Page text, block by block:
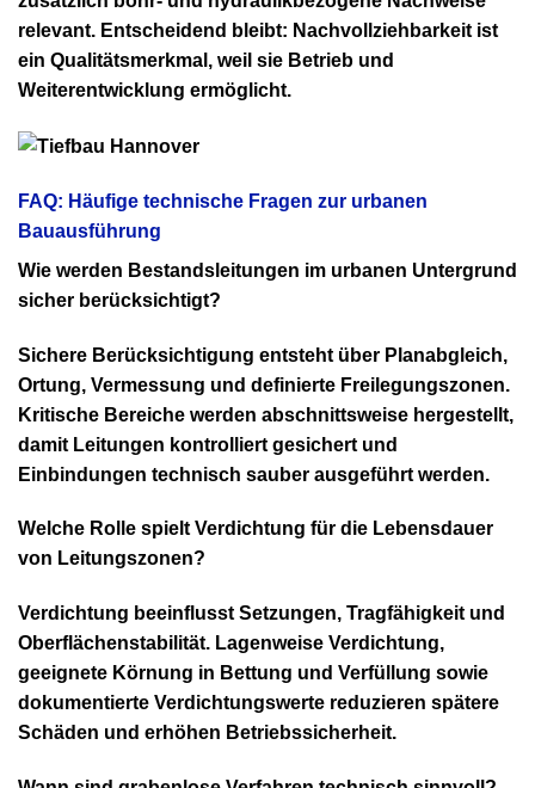
relevant. Entscheidend bleibt: Nachvollziehbarkeit ist
ein Qualitätsmerkmal, weil sie Betrieb und
Weiterentwicklung ermöglicht.
FAQ: Häufige technische Fragen zur urbanen
Bauausführung
Wie werden Bestandsleitungen im urbanen Untergrund
sicher berücksichtigt?
Sichere Berücksichtigung entsteht über Planabgleich,
Ortung, Vermessung und definierte Freilegungszonen.
Kritische Bereiche werden abschnittsweise hergestellt,
damit Leitungen kontrolliert gesichert und
Einbindungen technisch sauber ausgeführt werden.
Welche Rolle spielt Verdichtung für die Lebensdauer
von Leitungszonen?
Verdichtung beeinflusst Setzungen, Tragfähigkeit und
Oberflächenstabilität. Lagenweise Verdichtung,
geeignete Körnung in Bettung und Verfüllung sowie
dokumentierte Verdichtungswerte reduzieren spätere
Schäden und erhöhen Betriebssicherheit.